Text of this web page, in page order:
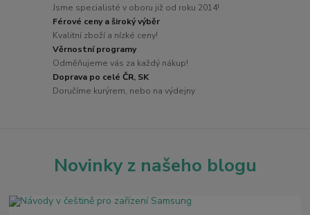
Jsme specialisté v oboru již od roku 2014!
Férové ceny a široký výběr
Kvalitní zboží a nízké ceny!
Věrnostní programy
Odměňujeme vás za každý nákup!
Doprava po celé ČR, SK
Doručíme kurýrem, nebo na výdejny
Novinky z našeho blogu